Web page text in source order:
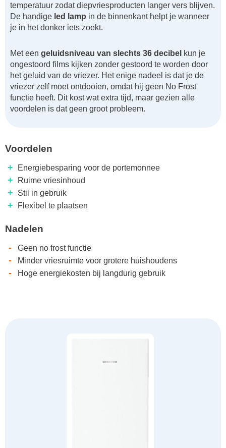
temperatuur zodat diepvriesproducten langer vers blijven.
De handige led lamp in de binnenkant helpt je wanneer
je in het donker iets zoekt.
Met een geluidsniveau van slechts 36 decibel kun je
ongestoord films kijken zonder gestoord te worden door
het geluid van de vriezer. Het enige nadeel is dat je de
vriezer zelf moet ontdooien, omdat hij geen No Frost
functie heeft. Dit kost wat extra tijd, maar gezien alle
voordelen is dat geen groot probleem.
Voordelen
+ Energiebesparing voor de portemonnee
+ Ruime vriesinhoud
+ Stil in gebruik
+ Flexibel te plaatsen
Nadelen
- Geen no frost functie
- Minder vriesruimte voor grotere huishoudens
- Hoge energiekosten bij langdurig gebruik